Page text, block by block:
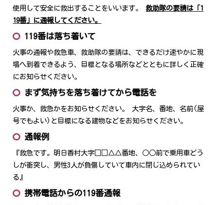
使用して安全に救出することをいいます。 救助隊の要請は「1
19番」に通報してください。
119番は落ち着いて
火事の通報や救急車、救助隊の要請は、できるだけ速やかに現
場へ到着できるよう、目標となる場所などとともに詳しく正確
にお知らせください。
まず気持ちを落ち着けてから電話を
火事か、救急かをお知らせください。 大字名、番地、名前(屋
号でもよい)と目標になる建物などをお知らせください。
通報例
『救急です。明日香村大字□□△△番地、○○前で乗用車どう
しが衝突し、男性3人が負傷していて車内に閉じ込められてい
る』
携帯電話からの119番通報